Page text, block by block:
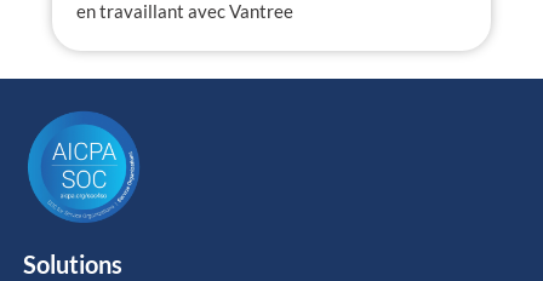
en travaillant avec Vantree
Solutions